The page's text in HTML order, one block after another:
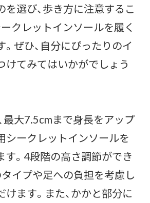
選び、歩き方に注意するこ
ークレットインソールを履く
。ぜひ、自分にぴったりのイ
けてみてはいかがでしょう
最大7.5cmまで身長をアップ
シークレットインソールを
す。4段階の高さ調節ができ
タイプや足への負担を考慮し
ます。また、かかと部分に